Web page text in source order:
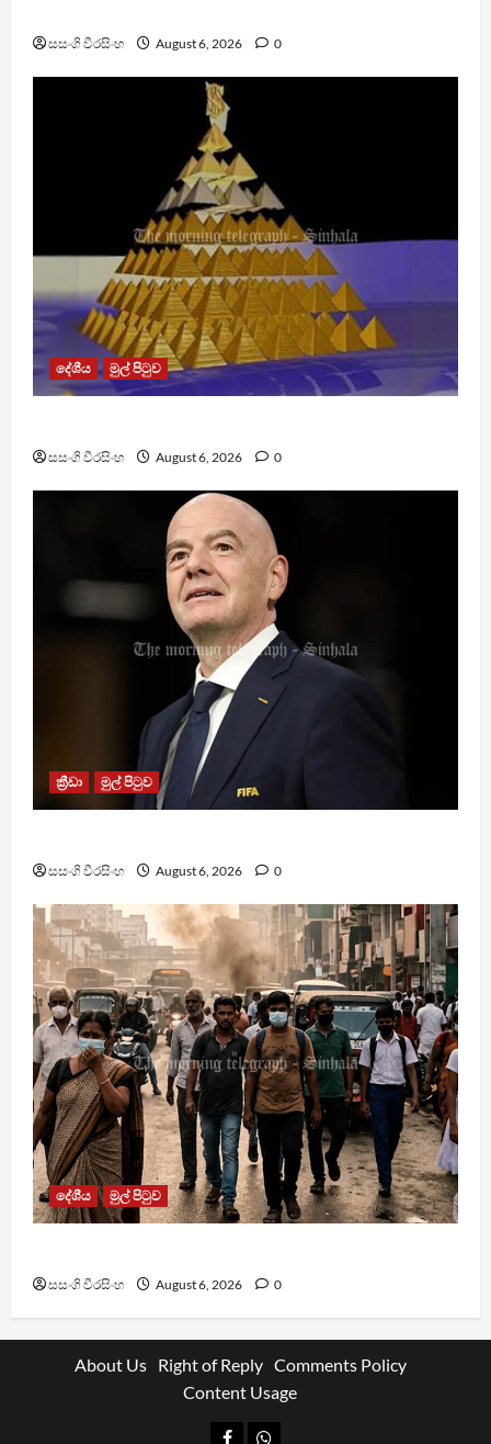
සසංගි වීරසිංහ August 6, 2026 0
දේශීය මුල් පිටුව
සසංගි වීරසිංහ August 6, 2026 0
ක්‍රීඩා මුල් පිටුව
සසංගි වීරසිංහ August 6, 2026 0
දේශීය මුල් පිටුව
සසංගි වීරසිංහ August 6, 2026 0
About Us Right of Reply Comments Policy
Content Usage
FacebookWhatsapp